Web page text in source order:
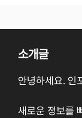
소개글
안녕하세요. 인
새로운 정보를